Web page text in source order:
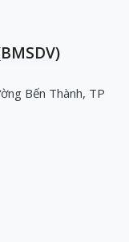
Bến Thành, TP